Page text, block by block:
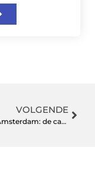
VOLGENDE
Catering Amsterdam: de catering op mijn bruiloft